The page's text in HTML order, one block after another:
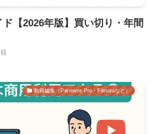
【2026年版】買い切り・年間
動画編集（Premiere Pro・Filmoraなど）